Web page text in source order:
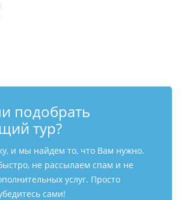
подобрать
тур?
и мы найдем то, что Вам нужно.
не рассылаем спам и не
услуг. Просто
сами!